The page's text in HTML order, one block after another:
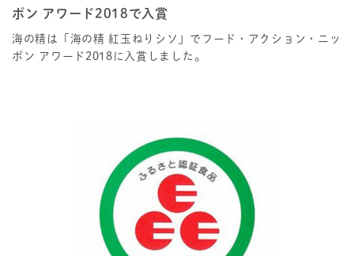
ポン アワード2018で入賞
海の精は「海の精 紅玉ねりシソ」でフード・アクション・ニッ
ポン アワード2018に入賞しました。